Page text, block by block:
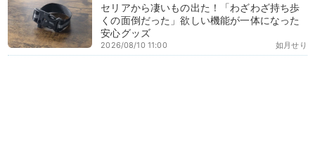
セリアから凄いもの出た！「わざわざ持ち歩
くの面倒だった」欲しい機能が一体になった
安心グッズ
如月せり
2026/08/10 11:00